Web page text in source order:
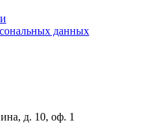
данных
д. 10, оф. 1